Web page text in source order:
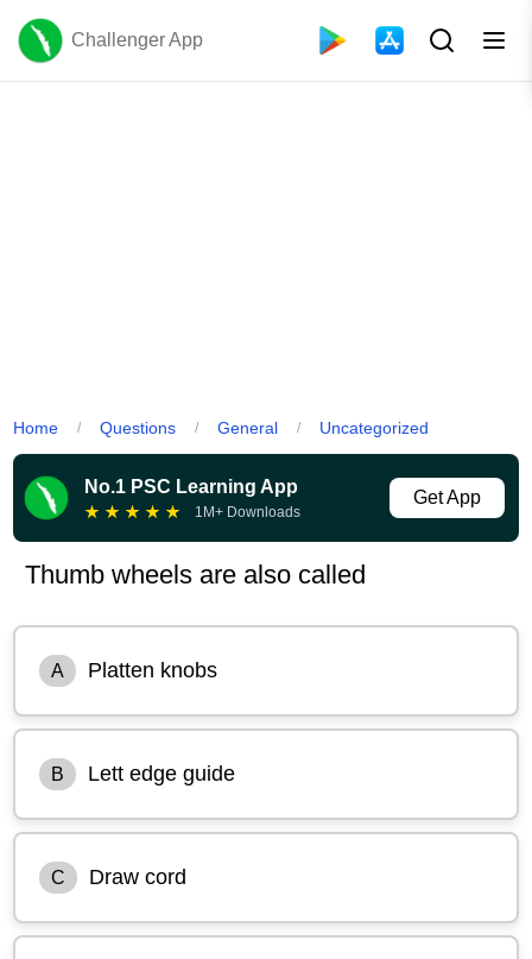
Challenger App
Home / Questions / General / Uncategorized
No.1 PSC Learning App
★ ★ ★ ★ ★ 1M+ Downloads
Get App
Thumb wheels are also called
A Platten knobs
B Lett edge guide
C Draw cord